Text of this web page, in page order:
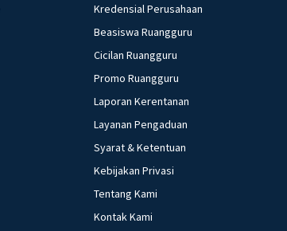
Kredensial Perusahaan
Beasiswa Ruangguru
Cicilan Ruangguru
Promo Ruangguru
Laporan Kerentanan
Layanan Pengaduan
Syarat & Ketentuan
Kebijakan Privasi
Tentang Kami
Kontak Kami